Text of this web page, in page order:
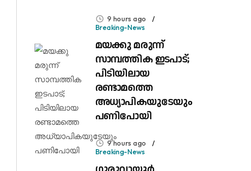
9 hours ago
Breaking-News
മയക്കു മരുന്ന്
സാമ്പത്തിക ഇടപാട്;
പിടിയിലായ
രണ്ടാമത്തെ
അധ്യാപികയുടേയും
പണിപോയി
9 hours ago
Breaking-News